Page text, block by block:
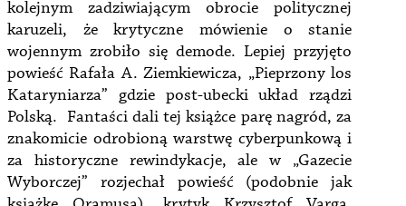
kolejnym zadziwiającym obrocie politycznej
karuzeli, że krytyczne mówienie o stanie
wojennym zrobiło się demode. Lepiej przyjęto
powieść Rafała A. Ziemkiewicza, „Pieprzony los
Kataryniarza” gdzie post-ubecki układ rządzi
Polską. Fantaści dali tej książce parę nagród, za
znakomicie odrobioną warstwę cyberpunkową i
za historyczne rewindykacje, ale w „Gazecie
Wyborczej” rozjechał powieść (podobnie jak